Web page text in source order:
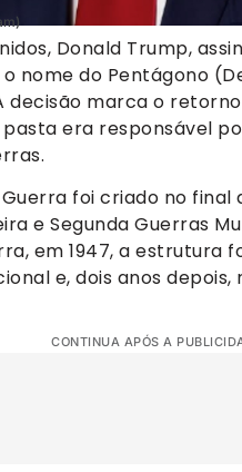
Donald Trump,
nome do Pentágono
decisão marca o
pasta era responsável
foi criado no final
e Segunda Guerras
em 1947, a estrutura
e, dois anos
CONTINUA APÓS A